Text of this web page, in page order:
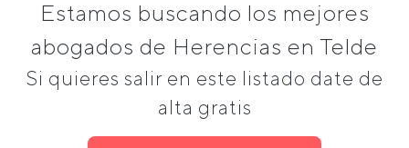
Estamos buscando los mejores
abogados de Herencias en Telde
Si quieres salir en este listado date de
alta gratis